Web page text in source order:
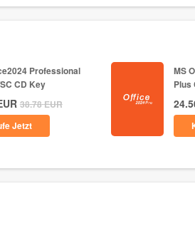
Professional
CD Key
38.78EUR
Jetzt
MS
Plus